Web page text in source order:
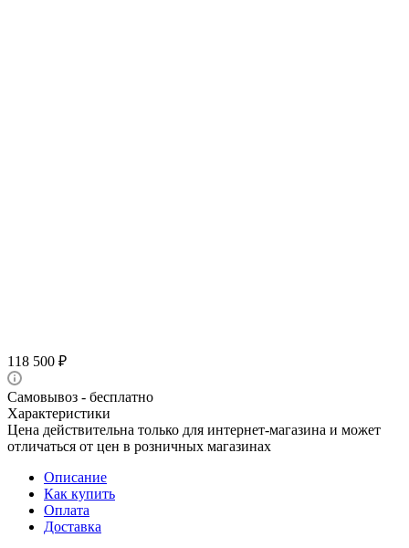
118 500 ₽
Самовывоз - бесплатно
Характеристики
Цена действительна только для интернет-магазина и может
отличаться от цен в розничных магазинах
Описание
Как купить
Оплата
Доставка